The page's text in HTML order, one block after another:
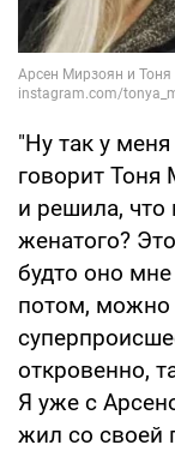
"Ну так у
говорит Тоня
и решила, что
женатого?
будто оно
потом, можно
откровенно,
Я уже с
жил со своей